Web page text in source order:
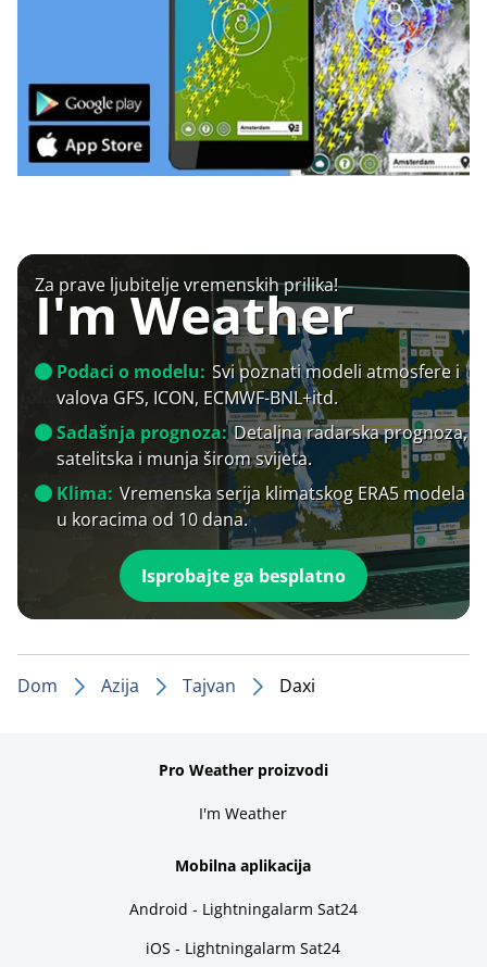
Za prave ljubitelje vremenskih prilika!
I'm Weather
Podaci o modelu: Svi poznati modeli atmosfere i
valova GFS, ICON, ECMWF-BNL+itd.
Sadašnja prognoza: Detaljna radarska prognoza,
satelitska i munja širom svijeta.
Klima: Vremenska serija klimatskog ERA5 modela
u koracima od 10 dana.
Isprobajte ga besplatno
Dom Azija Tajvan Daxi
Pro Weather proizvodi
I'm Weather
Mobilna aplikacija
Android - Lightningalarm Sat24
iOS - Lightningalarm Sat24